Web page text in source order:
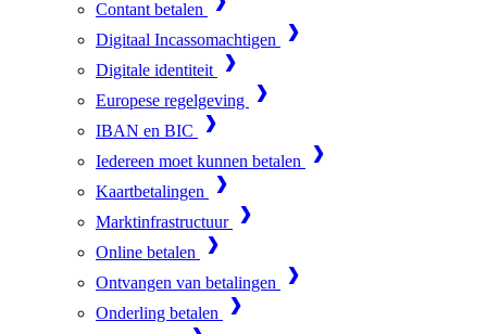
Contant betalen
Digitaal Incassomachtigen
Digitale identiteit
Europese regelgeving
IBAN en BIC
Iedereen moet kunnen betalen
Kaartbetalingen
Marktinfrastructuur
Online betalen
Ontvangen van betalingen
Onderling betalen